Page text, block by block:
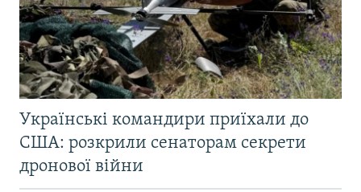
Українські командири приїхали до
США: розкрили сенаторам секрети
дронової війни